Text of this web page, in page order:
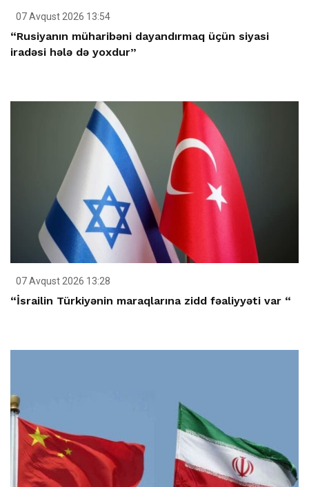
07 Avqust 2026 13:54
“Rusiyanın müharibəni dayandırmaq üçün siyasi
iradəsi hələ də yoxdur”
07 Avqust 2026 13:28
“İsrailin Türkiyənin maraqlarına zidd fəaliyyəti var “